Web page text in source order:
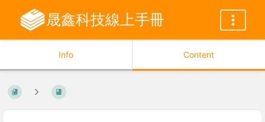
晟鑫科技線上手冊
Info Content